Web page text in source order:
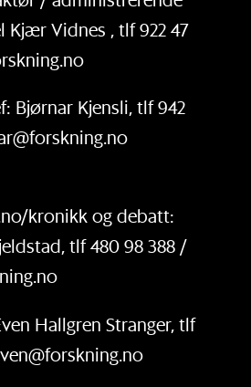
Kjær Vidnes , tlf 922 47
Bjørnar Kjensli, tlf 942
kronikk og debatt:
tlf 480 98 388 /
Hallgren Stranger, tlf